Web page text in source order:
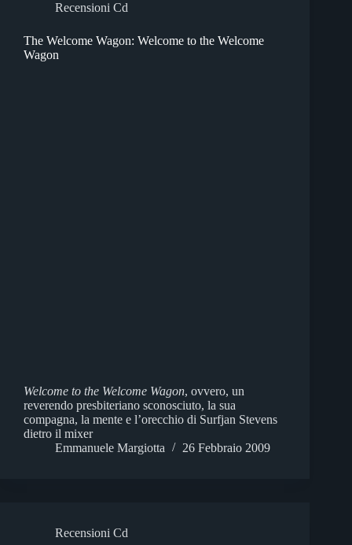
Recensioni Cd
The Welcome Wagon: Welcome to the Welcome
Wagon
Welcome to the Welcome Wagon, ovvero, un
reverendo presbiteriano sconosciuto, la sua
compagna, la mente e l’orecchio di Surfjan Stevens
dietro il mixer
Emmanuele Margiotta
26 Febbraio 2009
Recensioni Cd